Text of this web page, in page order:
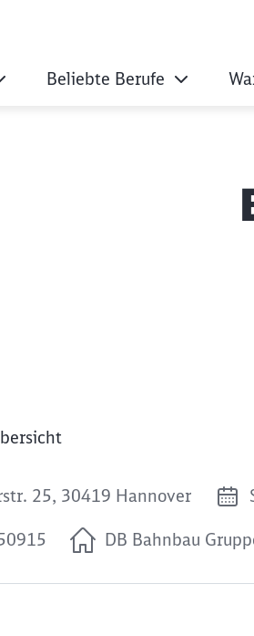
Beliebte Berufe
25, 30419 Hannover
DB Bahnbau